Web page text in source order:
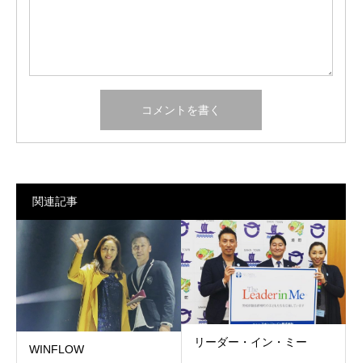
関連記事
WINFLOW
リーダー・イン・ミー